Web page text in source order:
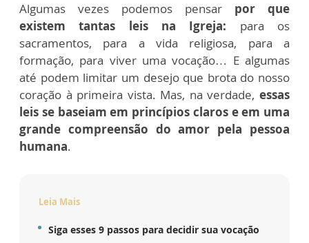
Algumas vezes podemos pensar por que
existem tantas leis na Igreja: para os
sacramentos, para a vida religiosa, para a
formação, para viver uma vocação… E algumas
até podem limitar um desejo que brota do nosso
coração à primeira vista. Mas, na verdade, essas
leis se baseiam em princípios claros e em uma
grande compreensão do amor pela pessoa
humana.
Leia Mais
Siga esses 9 passos para decidir sua vocação